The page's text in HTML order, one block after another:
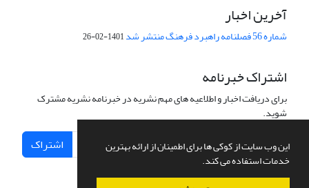
این وب سایت از کوکی ها برای اطمینان از ارائه بهترین
خدمات استفاده می کند.
آخرین اخبار
شماره 56 فصلنامه راهبرد فرهنگ منتشر شد 1401-02-26
اشتراک خبرنامه
برای دریافت اخبار و اطلاعیه های مهم نشریه در خبرنامه نشریه مشترک
شوید.
اشتراک